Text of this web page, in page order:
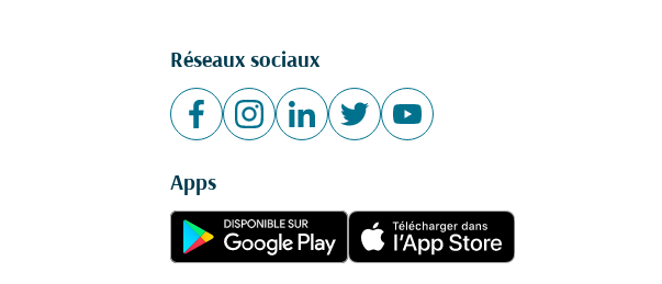
Réseaux sociaux
Apps